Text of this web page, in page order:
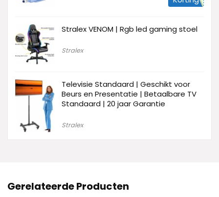
Stralex VENOM | Rgb led gaming stoel
Stralex
Televisie Standaard | Geschikt voor
Beurs en Presentatie | Betaalbare TV
Standaard | 20 jaar Garantie
Stralex
Gerelateerde Producten